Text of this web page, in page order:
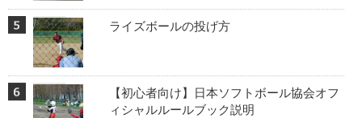
ライズボールの投げ方
【初心者向け】日本ソフトボール協会オフ
ィシャルルールブック説明